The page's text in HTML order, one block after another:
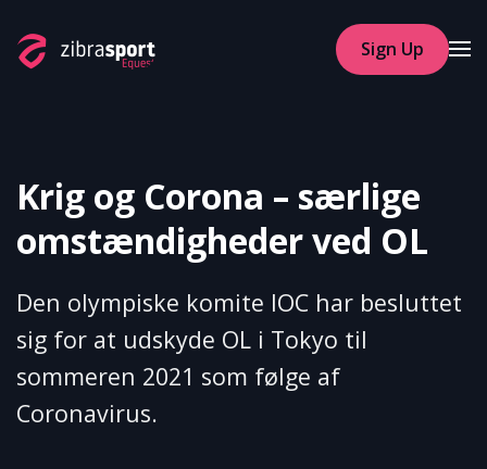
Skip to main content
Sign Up
Krig og Corona – særlige
omstændigheder ved OL
Den olympiske komite IOC har besluttet
sig for at udskyde OL i Tokyo til
sommeren 2021 som følge af
Coronavirus.